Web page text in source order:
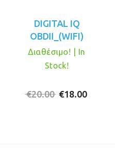
DIGITAL IQ
OBDII_(WIFI)
€20.00 Original
€18.00
Διαθέσιμο! | In
Stock!